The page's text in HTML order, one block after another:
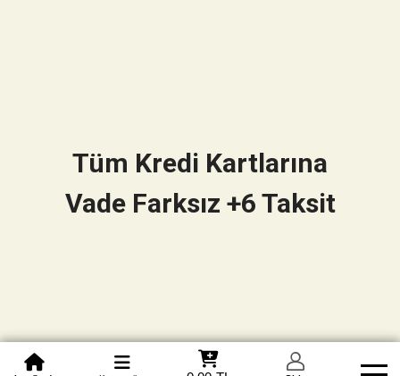
0850 305 09 70
Tüm Kredi Kartlarına
Vade Farksız +6 Taksit